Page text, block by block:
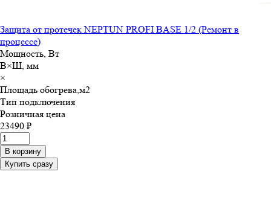
Защита от протечек NEPTUN PROFI BASE 1/2 (Ремонт в
процессе)
Мощность, Вт
В×Ш, мм
×
Площадь обогрева,м2
Тип подключения
Розничная цена
23490 ₽
В корзину
Купить сразу